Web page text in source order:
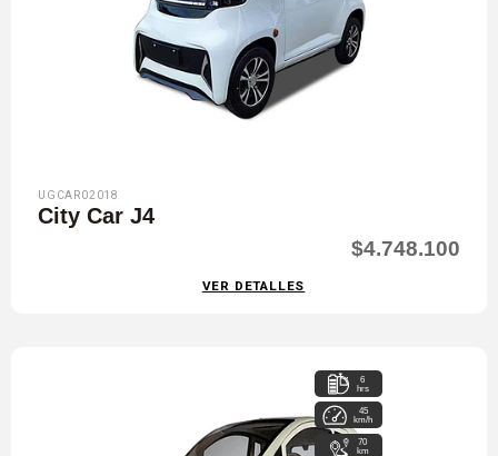
UGCAR02018
City Car J4
$4.748.100
VER DETALLES
6
hrs
45
km/h
70
km